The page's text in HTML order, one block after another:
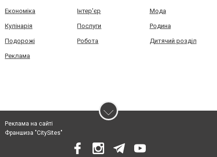
Економіка Інтер'єр Мода
Кулінарія Послуги Родина
Подорожі Робота Дитячий розділ
Реклама
Реклама на сайті
Франшиза "CitySites"